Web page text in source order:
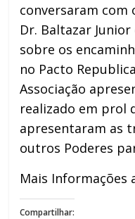
conversaram com
Dr. Baltazar Junior
sobre os
no Pacto
Associação
realizado em prol
apresentaram as
outros Poderes
Mais Informações
Compartilhar: